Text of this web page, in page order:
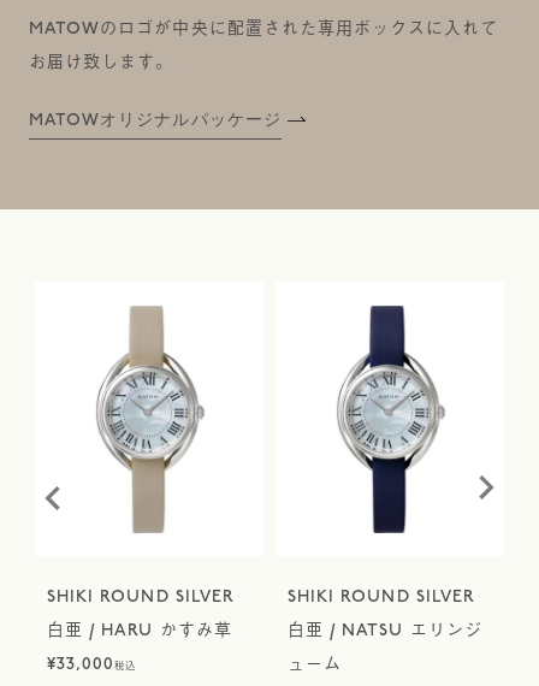
MATOWのロゴが中央に配置された専用ボックスに入れて
お届け致します。
MATOWオリジナルパッケージ
SHIKI ROUND SILVER
白亜 / HARU かすみ草
¥33,000税込
SHIKI ROUND SILVER
白亜 / NATSU エリンジ
ューム